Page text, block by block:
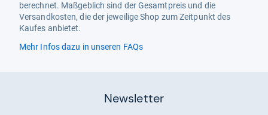
berechnet. Maßgeblich sind der Gesamtpreis und die
Versandkosten, die der jeweilige Shop zum Zeitpunkt des
Kaufes anbietet.
Mehr Infos dazu in unseren FAQs
Newsletter